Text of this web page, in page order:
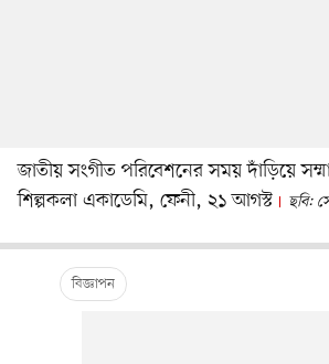
জাতীয় সংগীত পরিবেশনের সময় দাঁড়িয়ে
শিল্পকলা একাডেমি, ফেনী, ২১ আগস্ট
ছবি: